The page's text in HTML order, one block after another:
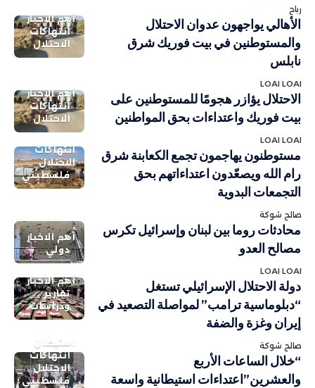
رباح
أهم الاخبار
انتهاكات
الاحتلال
الأهالي يواجهون عدوان الاحتلال
والمستوطنين في بيت فوريك شرق
نابلس
LOAI LOAI
أهم الاخبار
انتهاكات
الاحتلال
الاحتلال يؤازر هجومًا للمستوطنين على
بيت فوريك واعتداءات بحق المواطنين
LOAI LOAI
انتهاكات
الاحتلال
فلسطيني
مستوطنون يهاجمون تجمع الكعابنة شرق
رام الله ويصعّدون اعتداءاتهم بحق
التجمعات البدوية
صالح شوكة
أهم الاخبار
دولي
محادثات روما بين لبنان وإسرائيل تكرس
مصالح العدو
LOAI LOAI
أهم الاخبار
تقارير
ودراسات
دولة الاحتلال الإسرائيلي تستغل
“دبلوماسية ترامب” لمواصلة التصعيد في
إيران وغزة والضفة
صالح شوكة
استيطان
انتهاكات
الاحتلال
فلسطيني
“خلال الساعات الأربع
والعشرين”اعتداءات استيطانية واسعة